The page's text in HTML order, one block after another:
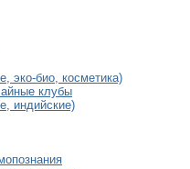
эко-био, косметика)
клубы
индийские)